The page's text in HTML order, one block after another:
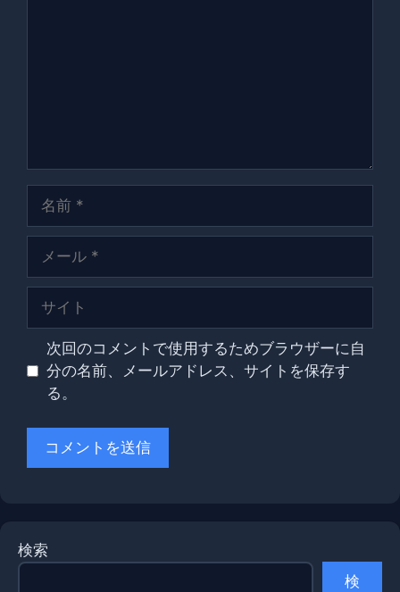
ル
次回のコメントで使用するためブラウザーに自
分の名前、メールアドレス、サイトを保存す
る。
検索
検